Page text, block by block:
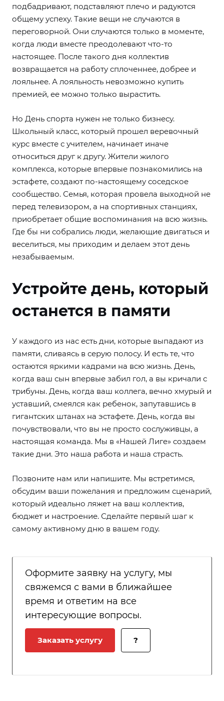
подбадривают, подставляют плечо и радуются
общему успеху. Такие вещи не случаются в
переговорной. Они случаются только в моменте,
когда люди вместе преодолевают что-то
настоящее. После такого дня коллектив
возвращается на работу сплоченнее, добрее и
лояльнее. А лояльность невозможно купить
премией, ее можно только вырастить.
Но День спорта нужен не только бизнесу.
Школьный класс, который прошел веревочный
курс вместе с учителем, начинает иначе
относиться друг к другу. Жители жилого
комплекса, которые впервые познакомились на
эстафете, создают по-настоящему соседское
сообщество. Семья, которая провела выходной не
перед телевизором, а на спортивных станциях,
приобретает общие воспоминания на всю жизнь.
Где бы ни собрались люди, желающие двигаться и
веселиться, мы приходим и делаем этот день
незабываемым.
Устройте день, который
останется в памяти
У каждого из нас есть дни, которые выпадают из
памяти, сливаясь в серую полосу. И есть те, что
остаются яркими кадрами на всю жизнь. День,
когда ваш сын впервые забил гол, а вы кричали с
трибуны. День, когда ваш коллега, вечно хмурый и
уставший, смеялся как ребенок, запутавшись в
гигантских штанах на эстафете. День, когда вы
почувствовали, что вы не просто сослуживцы, а
настоящая команда. Мы в «Нашей Лиге» создаем
такие дни. Это наша работа и наша страсть.
Позвоните нам или напишите. Мы встретимся,
обсудим ваши пожелания и предложим сценарий,
который идеально ляжет на ваш коллектив,
бюджет и настроение. Сделайте первый шаг к
самому активному дню в вашем году.
Оформите заявку на услугу, мы
свяжемся с вами в ближайшее
время и ответим на все
интересующие вопросы.
Заказать услугу ?